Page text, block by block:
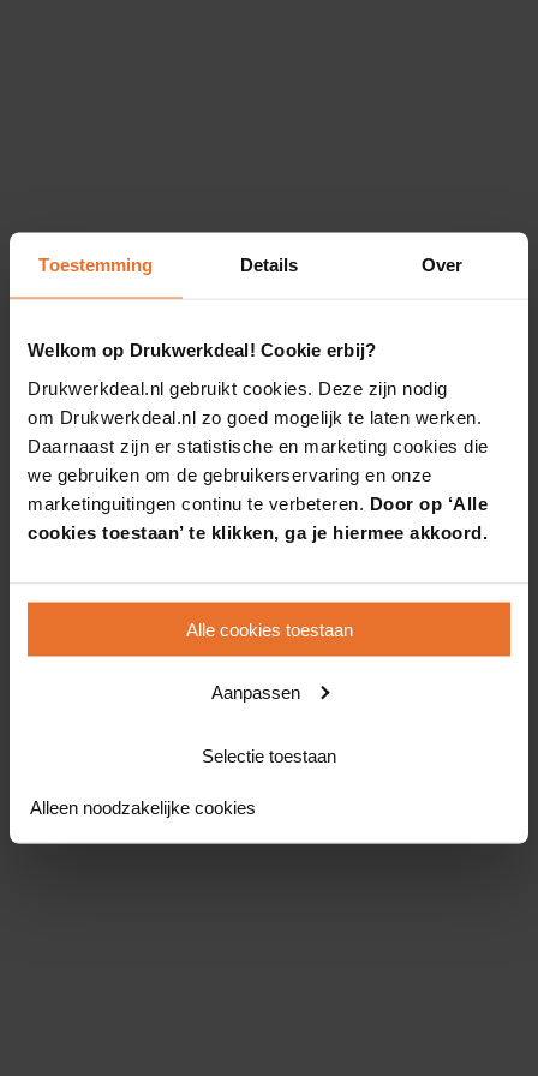
Toestemming Details Over
Welkom op Drukwerkdeal! Cookie erbij?
Drukwerkdeal.nl gebruikt cookies. Deze zijn nodig
om Drukwerkdeal.nl zo goed mogelijk te laten werken.
Daarnaast zijn er statistische en marketing cookies die
we gebruiken om de gebruikerservaring en onze
marketinguitingen continu te verbeteren. Door op ‘Alle
cookies toestaan’ te klikken, ga je hiermee akkoord.
Alle cookies toestaan
Aanpassen
Selectie toestaan
Alleen noodzakelijke cookies